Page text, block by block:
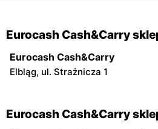
Eurocash Cash&Carry
Eurocash Cash&Carry
Elbląg, ul. Strażnicza 1
Eurocash Cash&Carry